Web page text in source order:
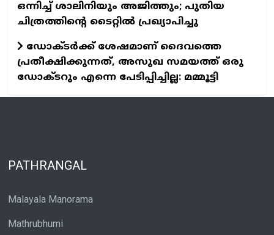
ഒന്നിച്ച് ശാലിനിയും അജിത്തും; പുതിയ
ചിത്രത്തിന്റെ ടൈറ്റില്‍ പ്രഖ്യാപിച്ചു
ഡോക്ടര്‍ക്ക് ശേഷമാണ് ദൈവത്തെ
പ്രതീക്ഷിക്കുന്നത്, അസുഖ സമയത്ത് ഒരു
ഡോക്ടറും എന്നെ പേടിപ്പിച്ചില്ല: മമ്മൂട്ടി
PATHRANGAL
Malayala Manorama
Mathrubhumi